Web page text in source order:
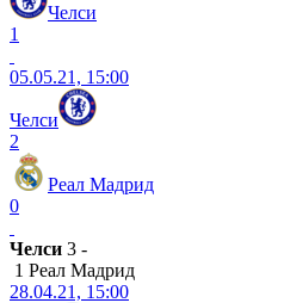
Челси
1
05.05.21, 15:00
Челси
2
Реал Мадрид
0
Челси 3 -
1 Реал Мадрид
28.04.21, 15:00